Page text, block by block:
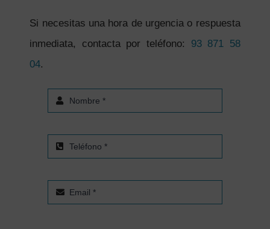
Si necesitas una hora de urgencia o respuesta
inmediata, contacta por teléfono: 93 871 58
04.